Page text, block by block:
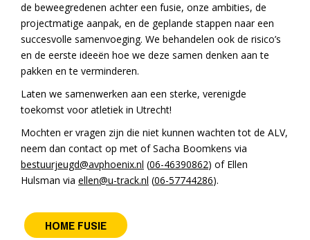
de beweegredenen achter een fusie, onze ambities, de
projectmatige aanpak, en de geplande stappen naar een
succesvolle samenvoeging. We behandelen ook de risico’s
en de eerste ideeën hoe we deze samen denken aan te
pakken en te verminderen.
Laten we samenwerken aan een sterke, verenigde
toekomst voor atletiek in Utrecht!
Mochten er vragen zijn die niet kunnen wachten tot de ALV,
neem dan contact op met of Sacha Boomkens via
bestuurjeugd@avphoenix.nl (06-46390862) of Ellen
Hulsman via ellen@u-track.nl (06-57744286).
HOME FUSIE